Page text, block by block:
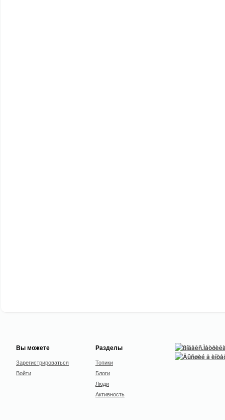
Вы можете
Зарегистрироваться
Войти
Разделы
Топики
Блоги
Люди
Активность